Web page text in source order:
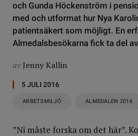
och Gunda Höckenström i
med och utformat hur Nya
patientsäkert som möjligt. En
Almedalsbesökarna fick ta del
av Jenny Kallin
5 JULI 2016
ARBETSMILJÖ ALMEDALEN 2016
”Ni måste forska om det här”.